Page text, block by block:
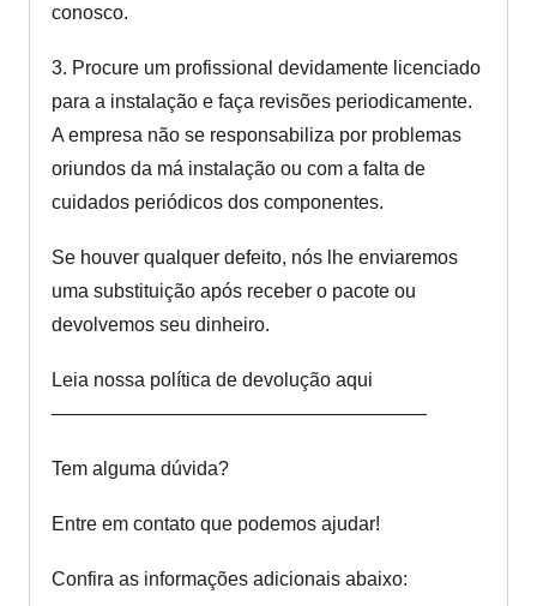
conosco.
3. Procure um profissional devidamente licenciado
para a instalação e faça revisões periodicamente.
A empresa não se responsabiliza por problemas
oriundos da má instalação ou com a falta de
cuidados periódicos dos componentes.
Se houver qualquer defeito, nós lhe enviaremos
uma substituição após receber o pacote ou
devolvemos seu dinheiro.
Leia nossa política de devolução aqui
———————————————————–
Tem alguma dúvida?
Entre em contato que podemos ajudar!
Confira as informações adicionais abaixo: